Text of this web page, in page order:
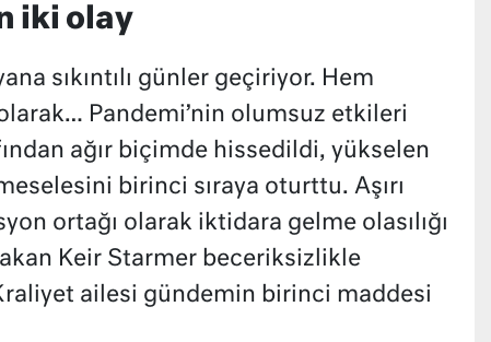
iki olay
sıkıntılı günler geçiriyor. Hem
Pandemi’nin olumsuz etkileri
ağır biçimde hissedildi, yükselen
birinci sıraya oturttu. Aşırı
ortağı olarak iktidara gelme olasılığı
Keir Starmer beceriksizlikle
ailesi gündemin birinci maddesi